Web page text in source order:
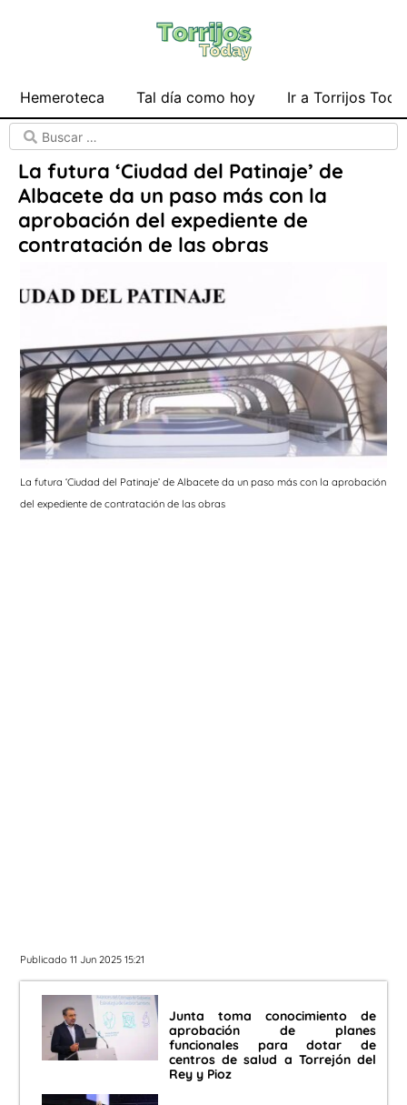
Hemeroteca Tal día como hoy Ir a Torrijos
La futura ‘Ciudad del Patinaje’ de
Albacete da un paso más con la
aprobación del expediente de
contratación de las obras
La futura ‘Ciudad del Patinaje’ de Albacete da un paso más con la aprobación
del expediente de contratación de las obras
Publicado 11 Jun 2025 15:21
Junta toma conocimiento de
aprobación de planes
funcionales para dotar de
centros de salud a Torrejón del
Rey y Pioz